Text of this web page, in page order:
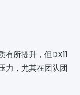
所提升，但DX11
力，尤其在团队团